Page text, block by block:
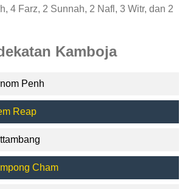
4 Farz, 2 Sunnah, 2 Nafl, 3 Witr, dan 2
Kamboja
Penh
Reap
Cham